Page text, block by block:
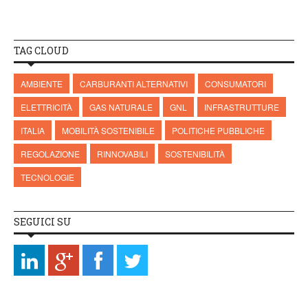
TAG CLOUD
AMBIENTE CARBURANTI ALTERNATIVI
CONSUMATORI
ELETTRICITÀ
GAS NATURALE GNL
INFRASTRUTTURE
ITALIA
MOBILITÀ SOSTENIBILE
POLITICHE PUBBLICHE
REGOLAZIONE
RINNOVABILI
SOSTENIBILITÀ
TECNOLOGIE
SEGUICI SU